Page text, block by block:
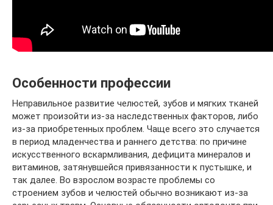
Особенности профессии
Неправильное развитие челюстей, зубов и мягких тканей
может произойти из-за наследственных факторов, либо
из-за приобретенных проблем. Чаще всего это случается
в период младенчества и раннего детства: по причине
искусственного вскармливания, дефицита минералов и
витаминов, затянувшейся привязанности к пустышке, и
так далее. Во взрослом возрасте проблемы со
строением зубов и челюстей обычно возникают из-за